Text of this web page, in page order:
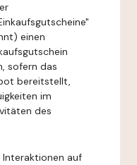
einen
sofern das
bereitstellt,
im
des
Interaktionen auf